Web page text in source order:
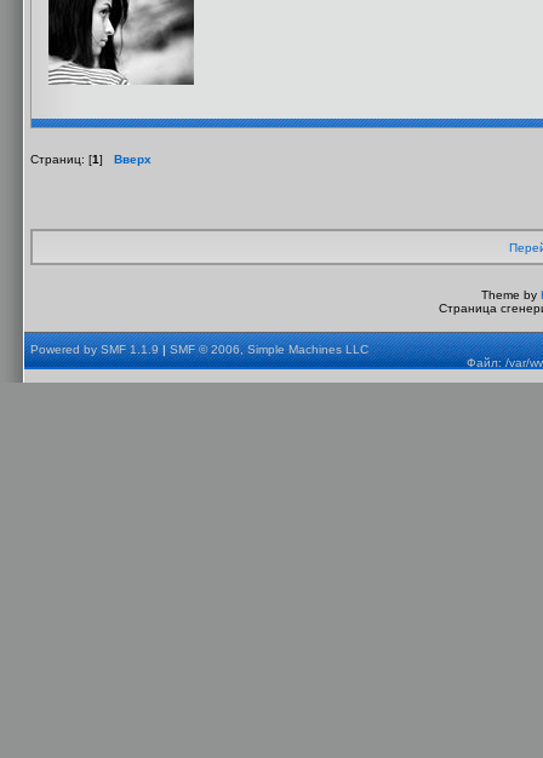
Страниц: [1] Вверх
Theme by
Страница
Powered by SMF 1.1.9|SMF © 2006, Simple Machines LLC
Файл: /var/